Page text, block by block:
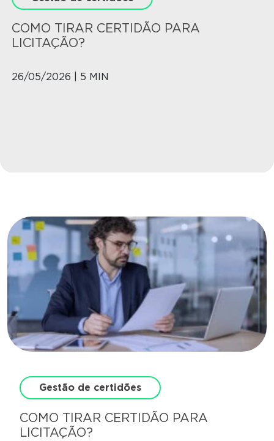
COMO TIRAR CERTIDÃO PARA
LICITAÇÃO?
26/05/2026 | 5 MIN
Gestão de certidões
COMO TIRAR CERTIDÃO PARA
LICITAÇÃO?